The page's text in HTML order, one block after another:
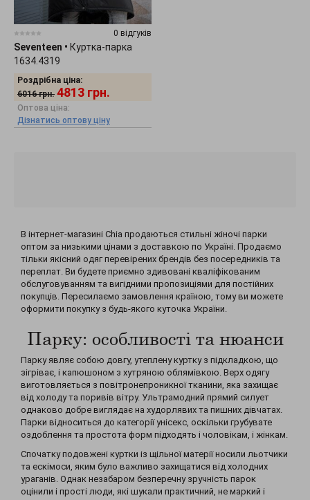
0 відгуків
Seventeen • Куртка-парка
1634.4319
Роздрібна ціна:
6016 грн. 4813 грн.
Оптова ціна:
Дізнатись оптову ціну
В інтернет-магазині Chia продаються стильні жіночі парки
оптом за низькими цінами з доставкою по Україні. Продаємо
тільки якісний одяг перевірених брендів без посередників та
переплат. Ви будете приємно здивовані кваліфікованим
обслуговуванням та вигідними пропозиціями для постійних
покупців. Пересилаємо замовлення країною, тому ви можете
оформити покупку з будь-якого куточка України.
Парку: особливості та нюанси
Парку являє собою довгу, утеплену куртку з підкладкою, що
зігріває, і капюшоном з хутряною облямівкою. Верх одягу
виготовляється з повітронепроникної тканини, яка захищає
від холоду та поривів вітру. Ультрамодний прямий силует
однаково добре виглядає на худорлявих та пишних дівчатах.
Парки відноситься до категорії унісекс, оскільки грубувате
оздоблення та простота форм підходять і чоловікам, і жінкам.
Спочатку подовжені куртки із щільної матерії носили льотчики
та ескімоси, яким було важливо захищатися від холодних
ураганів. Однак незабаром безперечну зручність парок
оцінили і прості люди, які шукали практичний, не маркий і